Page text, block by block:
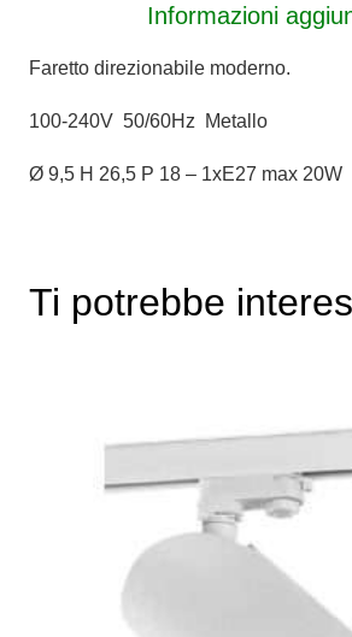
Informazioni
Faretto direzionabile moderno.
100-240V 50/60Hz Metallo
Ø 9,5 H 26,5 P 18 – 1xE27 max 20W
Ti potrebbe